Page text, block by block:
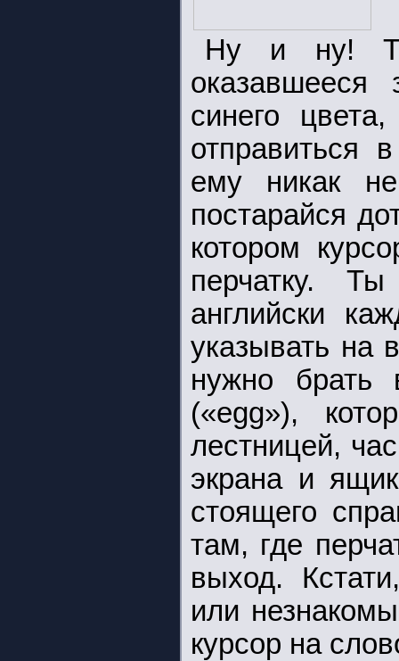
Ну и ну!
оказавшееся
синего
отправиться
ему никак
постарайся
котором
перчатку.
английски
указывать на
нужно брать
(«egg»),
лестницей,
экрана и
стоящего
там, где
выход.
или
курсор на